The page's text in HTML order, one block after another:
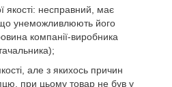
якості: несправний, має
що унеможливлюють його
компанії-виробника
але з якихось причин
при цьому товар не був у